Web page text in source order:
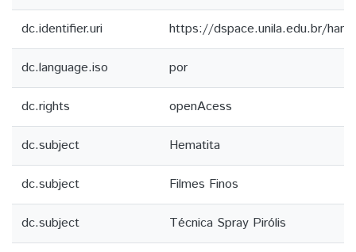
dc.identifier.uri https://dspace.unila.edu.br/
dc.language.iso por
dc.rights openAcess
dc.subject Hematita
dc.subject Filmes Finos
dc.subject Técnica Spray Pirólis